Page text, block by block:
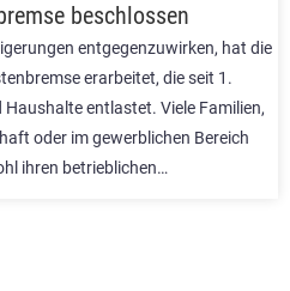
beschlossen
entgegenzuwirken, hat die
erarbeitet, die seit 1.
entlastet. Viele Familien,
oder im gewerblichen Bereich
ihren betrieblichen…